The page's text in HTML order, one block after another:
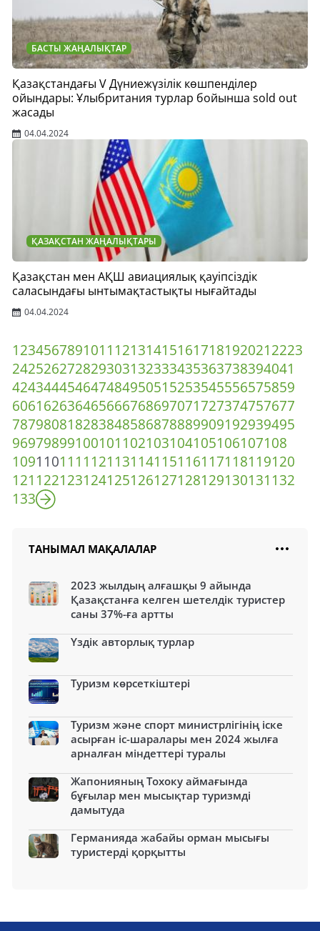
БАСТЫ ЖАҢАЛЫҚТАР
Қазақстандағы V Дүниежүзілік көшпенділер
ойындары: Ұлыбритания турлар бойынша sold out
жасады
04.04.2024
ҚАЗАҚСТАН ЖАҢАЛЫҚТАРЫ
Қазақстан мен АҚШ авиациялық қауіпсіздік
саласындағы ынтымақтастықты нығайтады
04.04.2024
1234567891011 121314151617181920212223
242526272829303132333435363738394041
424344454647484950515253545556575859
606162636465666768697071727374757677
787980818283848586878889909192939495
96979899100101 102103104105106107108
109110111 112113114115116117118119120
121 122123124125126127128129130131 132
133
ТАНЫМАЛ МАҚАЛАЛАР
2023 жылдың алғашқы 9 айында
Қазақстанға келген шетелдік туристер
саны 37%-ға артты
Үздік авторлық турлар
Туризм көрсеткіштері
Туризм және спорт министрлігінің іске
асырған іс-шаралары мен 2024 жылға
арналған міндеттері туралы
Жапонияның Тохоку аймағында
бұғылар мен мысықтар туризмді
дамытуда
Германияда жабайы орман мысығы
туристерді қорқытты